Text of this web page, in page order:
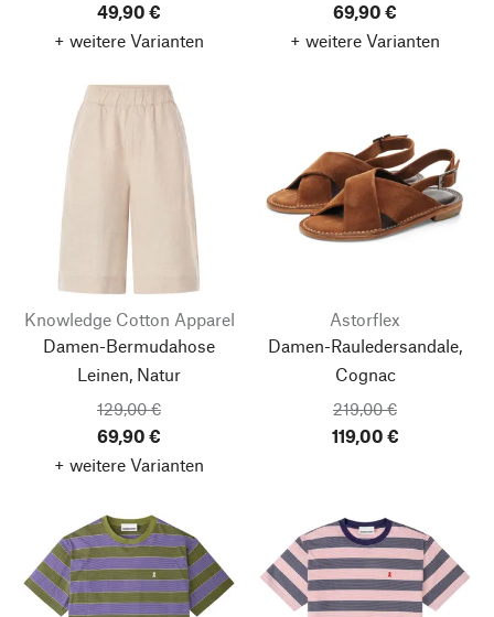
49,90 €
+ weitere Varianten
69,90 €
+ weitere Varianten
Knowledge Cotton Apparel
Damen-Bermudahose
Leinen, Natur
129,00 €
69,90 €
+ weitere Varianten
Astorflex
Damen-Rauledersandale,
Cognac
219,00 €
119,00 €